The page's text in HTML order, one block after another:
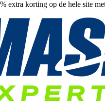
extra korting op de hele site